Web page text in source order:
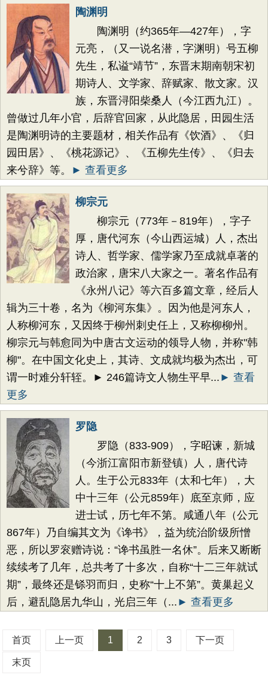
陶渊明
陶渊明（约365年—427年），字
元亮，（又一说名潜，字渊明）号五柳
先生，私谥“靖节”，东晋末期南朝宋初
期诗人、文学家、辞赋家、散文家。汉
族，东晋浔阳柴桑人（今江西九江）。
曾做过几年小官，后辞官回家，从此隐居，田园生活
是陶渊明诗的主要题材，相关作品有《饮酒》、《归
园田居》、《桃花源记》、《五柳先生传》、《归去
来兮辞》等。
► 查看更多
柳宗元
柳宗元（773年－819年），字子
厚，唐代河东（今山西运城）人，杰出
诗人、哲学家、儒学家乃至成就卓著的
政治家，唐宋八大家之一。著名作品有
《永州八记》等六百多篇文章，经后人
辑为三十卷，名为《柳河东集》。因为他是河东人，
人称柳河东，又因终于柳州刺史任上，又称柳柳州。
柳宗元与韩愈同为中唐古文运动的领导人物，并称"韩
柳"。在中国文化史上，其诗、文成就均极为杰出，可
谓一时难分轩轾。► 246篇诗文人物生平早... ► 查看
更多
罗隐
罗隐（833-909），字昭谏，新城
（今浙江富阳市新登镇）人，唐代诗
人。生于公元833年（太和七年），大
中十三年（公元859年）底至京师，应
进士试，历七年不第。咸通八年（公元
867年）乃自编其文为《谗书》，益为统治阶级所憎
恶，所以罗衮赠诗说：“谗书虽胜一名休”。后来又断断
续续考了几年，总共考了十多次，自称“十二三年就试
期”，最终还是铩羽而归，史称“十上不第”。黄巢起义
后，避乱隐居九华山，光启三年（... ► 查看更多
首页 上一页 1 2 3 下一页
末页